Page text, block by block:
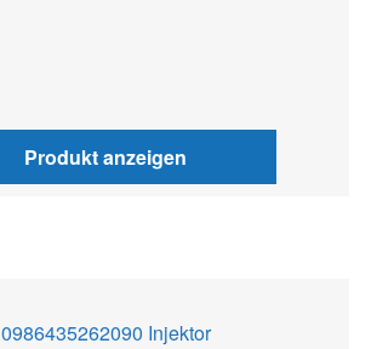
Produkt anzeigen
0986435262090 Injektor